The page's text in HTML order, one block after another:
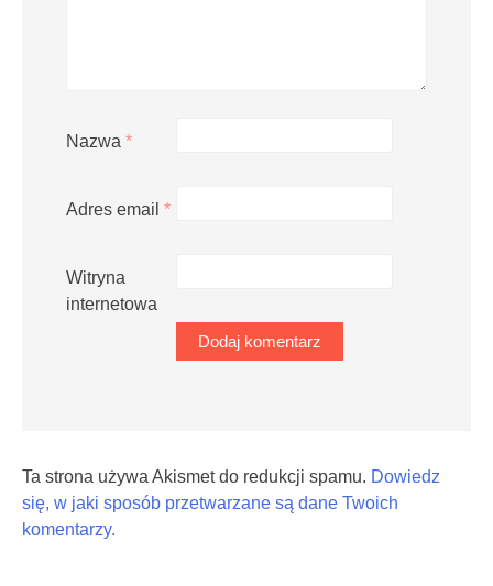
Nazwa *
Adres email *
Witryna
internetowa
Ta strona używa Akismet do redukcji spamu. Dowiedz
się, w jaki sposób przetwarzane są dane Twoich
komentarzy.